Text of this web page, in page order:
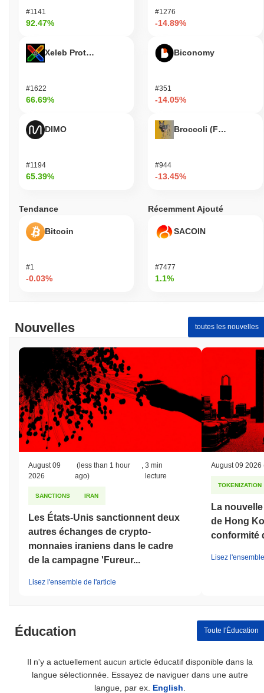
#1141
92.47%
Xeleb Protocol
#1622
66.69%
DIMO
#1194
65.39%
#1276
-14.89%
Biconomy
#351
-14.05%
Broccoli
#944
-13.45%
Tendance
Bitcoin
#1
-0.03%
Récemment Ajouté
SACOIN
#7477
1.1%
Nouvelles toutes les nouvelles
August 09
2026
(less than 1 hour
ago)
3 min
lecture
SANCTIONS IRAN
Les États-Unis sanctionnent deux
autres échanges de crypto-
monnaies iraniens dans le cadre
de la campagne 'Fureur...
Lisez l'ensemble de l'article
August 09 2026
TOKENIZATION
La
de Hong
conformité
Lisez
Éducation Toute l'Éducation
Il n'y a actuellement aucun article éducatif disponible dans la
langue sélectionnée. Essayez de naviguer dans une autre
langue, par ex. English